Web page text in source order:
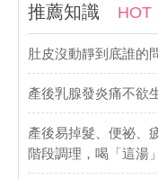
推薦知識 HOT
肚皮沒動靜到底誰的
產後乳腺發炎痛不欲
產後易掉髮、便祕、
階段調理，喝「這湯